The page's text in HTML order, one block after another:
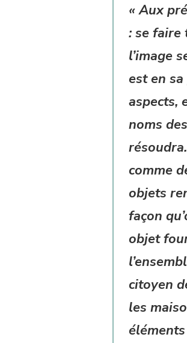
«Aux
: se faire
l’image
est en
aspects,
noms
comme
objets
façon
objet
citoyen
les